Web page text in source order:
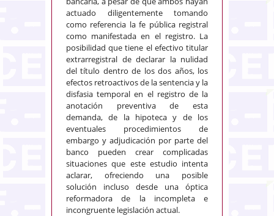
actuado diligentemente tomando
como referencia la fe pública registral
como manifestada en el registro. La
posibilidad que tiene el efectivo titular
extrarregistral de declarar la nulidad
del título dentro de los dos años, los
efectos retroactivos de la sentencia y la
disfasia temporal en el registro de la
anotación preventiva de esta
demanda, de la hipoteca y de los
eventuales procedimientos de
embargo y adjudicación por parte del
banco pueden crear complicadas
situaciones que este estudio intenta
aclarar, ofreciendo una posible
solución incluso desde una óptica
reformadora de la incompleta e
incongruente legislación actual.